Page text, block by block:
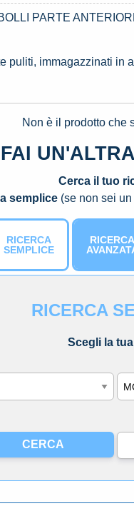
PARTE
puliti, immagazzinati
Non è il prodotto che
FAI
Cerca il tuo
semplice (se non sei
RICERCA
SEMPLICE
RICERCA
RICERCA
Scegli la